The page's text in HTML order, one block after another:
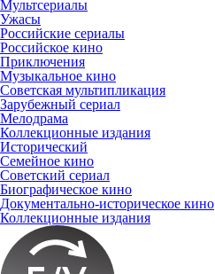
Мультсериалы
Ужасы
Российские сериалы
Российское кино
Приключения
Музыкальное кино
Советская мультипликация
Зарубежный сериал
Мелодрама
Коллекционные издания
Исторический
Семейное кино
Советский сериал
Биографическое кино
Документально-историческое кино
Коллекционные издания